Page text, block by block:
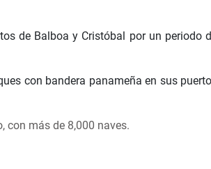
de Balboa y Cristóbal por un periodo
con bandera panameña en sus
con más de 8,000 naves.